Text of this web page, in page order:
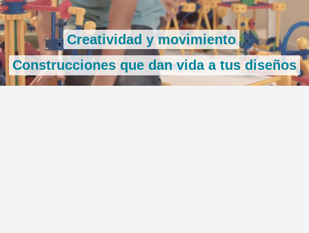
Construcciones que dan vida a tus diseños
Creatividad y movimiento